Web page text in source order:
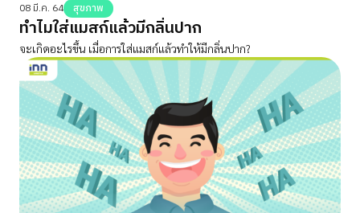
08 มี.ค. 64 สุขภาพ
ทำไมใส่แมสก์แล้วมีกลิ่นปาก
จะเกิดอะไรขึ้น เมื่อการใส่แมสก์แล้วทำให้มีกลิ่นปาก?